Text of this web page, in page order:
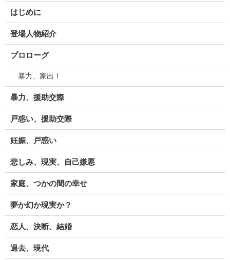
はじめに
登場人物紹介
プロローグ
暴力、家出！
暴力、援助交際
戸惑い、援助交際
妊娠、戸惑い
悲しみ、現実、自己嫌悪
家庭、つかの間の幸せ
夢か幻か現実か？
恋人、決断、結婚
過去、現代